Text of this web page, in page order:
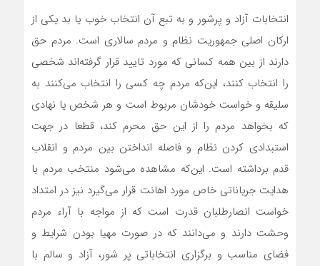
انتخابات آزاد و پرشور و به تبع آن انتخاب خوب یا بد یکی از
ارکان اصلی جمهوریت نظام و مردم سالاری است. مردم حق
دارند از بین همه کسانی که مورد تایید قرار گرفته‌اند شخصی
را انتخاب کنند، این‌که مردم چه کسی را انتخاب می‌کنند به
سلیقه و خواست خودشان مربوط است و هر شخص یا نهادی
که بخواهد مردم را از این حق محرم کند، قطعا در جهت
استبدادی کردن نظام و فاصله انداختن بین مردم و انقلاب
قدم برداشته است. این‌که مشاهده می‌شود منتخب مردم با
هدایت جریاناتی خاص مورد اهانت قرار می‌گیرد نیز در امتداد
خواست انصارطلبان قدرت است که از مواجه با آراء مردم
وحشت دارند و می‌دانند که در صورت مهیا بودن شرایط و
فضای مناسب و برگزاری انتخاباتی پر شور، آزاد و سالم با